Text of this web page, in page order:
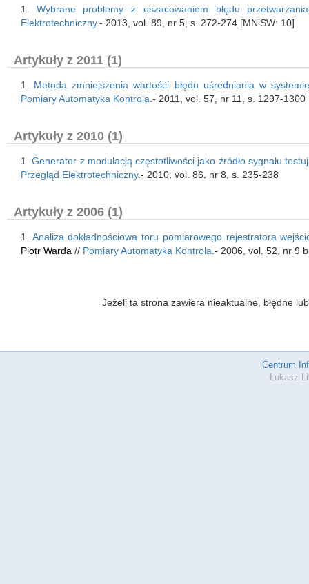
1. Wybrane problemy z oszacowaniem błędu
Elektrotechniczny.- 2013, vol. 89, nr 5, s. 272-274 [MNiSW: 10]
Artykuły z 2011 (1)
1. Metoda zmniejszenia wartości błędu uśredniania w
Pomiary Automatyka Kontrola .- 2011, vol. 57, nr 11, s. 1297-1300
Artykuły z 2010 (1)
1.Generator z modulacją częstotliwości jako źródło sygnału
Przegląd Elektrotechniczny.- 2010, vol. 86, nr 8, s. 235-238
Artykuły z 2006 (1)
1. Analiza dokładnościowa toru pomiarowego rejestratora
Piotr Warda // Pomiary Automatyka Kontrola .- 2006, vol. 52, nr 9
Jeżeli ta strona zawiera nieaktualne, błędne
Centrum
Łukasz